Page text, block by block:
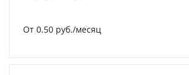
От 0.50 руб./месяц